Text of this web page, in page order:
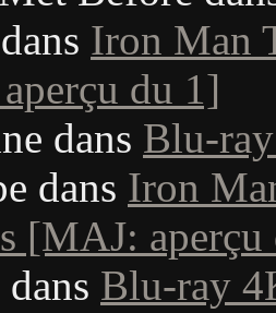
dans Iron Man
du 1]
dans Blu-
dans Iron
[MAJ: aperçu
dans Blu-ray